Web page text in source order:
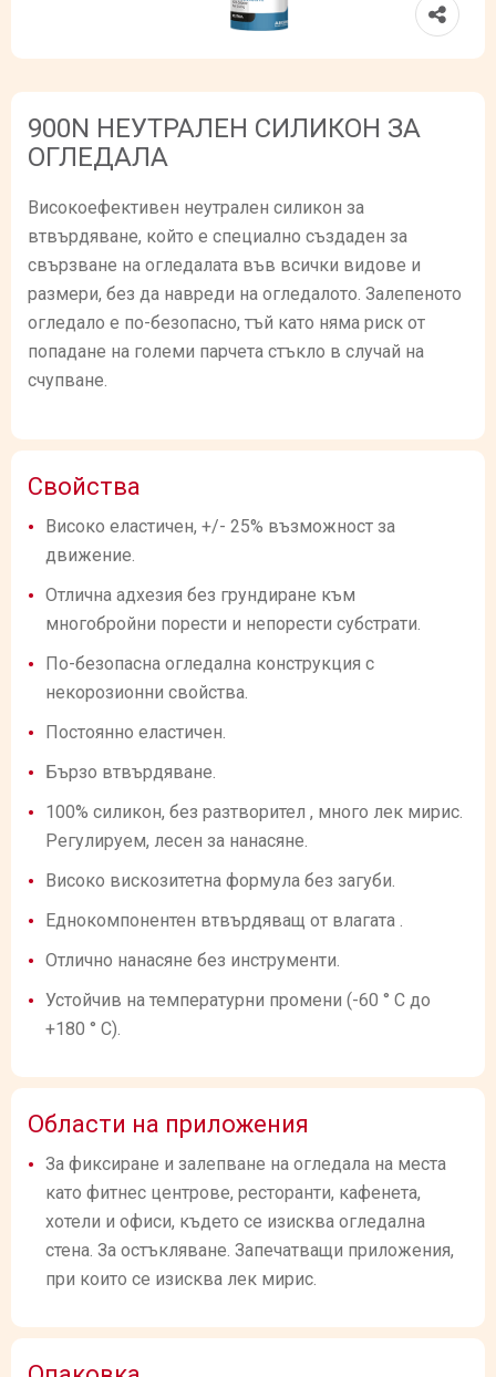
900N НЕУТРАЛЕН СИЛИКОН ЗА
ОГЛЕДАЛА
Високоефективен неутрален силикон за
втвърдяване, който е специално създаден за
свързване на огледалата във всички видове и
размери, без да навреди на огледалото. Залепеното
огледало е по-безопасно, тъй като няма риск от
попадане на големи парчета стъкло в случай на
счупване.
Свойства
Високо еластичен, +/- 25% възможност за
движение.
Отлична адхезия без грундиране към
многобройни порести и непорести субстрати.
По-безопасна огледална конструкция с
некорозионни свойства.
Постоянно еластичен.
Бързо втвърдяване.
100% силикон, без разтворител , много лек мирис.
Регулируем, лесен за нанасяне.
Високо вискозитетна формула без загуби.
Еднокомпонентен втвърдяващ от влагата .
Отлично нанасяне без инструменти.
Устойчив на температурни промени (-60 ° C до
+180 ° C).
Области на приложения
За фиксиране и залепване на огледала на места
като фитнес центрове, ресторанти, кафенета,
хотели и офиси, където се изисква огледална
стена. За остъкляване. Запечатващи приложения,
при които се изисква лек мирис.